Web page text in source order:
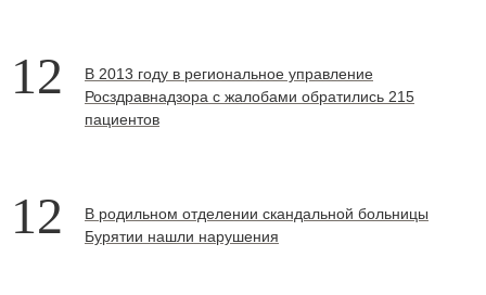
12
В 2013 году в региональное управление
Росздравнадзора с жалобами обратились 215
пациентов
12
В родильном отделении скандальной больницы
Бурятии нашли нарушения